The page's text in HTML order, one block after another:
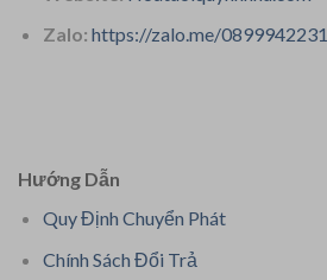
Zalo: https://zalo.me/0899942231
Hướng Dẫn
Quy Định Chuyển Phát
Chính Sách Đổi Trả